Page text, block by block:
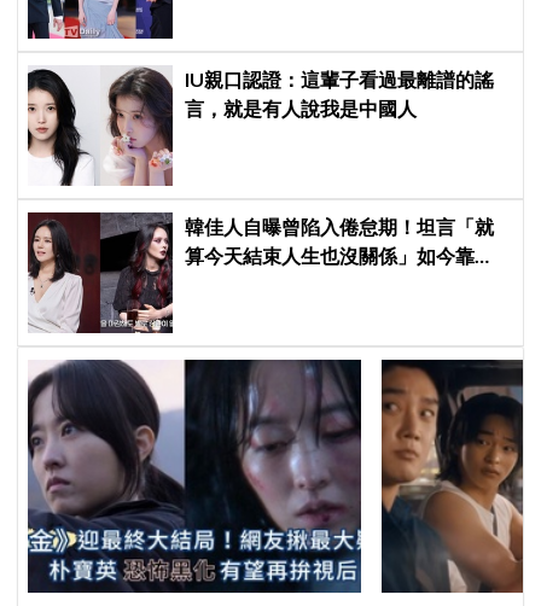
IU親口認證：這輩子看過最離譜的謠
言，就是有人說我是中國人
韓佳人自曝曾陷入倦怠期！坦言「就
算今天結束人生也沒關係」如今靠